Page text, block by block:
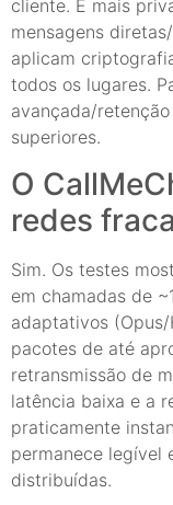
cliente. É mais
mensagens
aplicam
todos os lugares.
avançada/
superiores.
O
redes
Sim. Os testes
em chamadas de
adaptativos
pacotes de até
retransmissão de
latência baixa e a
praticamente
permanece legível
distribuídas.